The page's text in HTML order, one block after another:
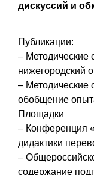
дискуссий и
Публикации:
– Методические
нижегородский
– Методические
обобщение
Площадки
– Конференция
дидактики
–
содержание